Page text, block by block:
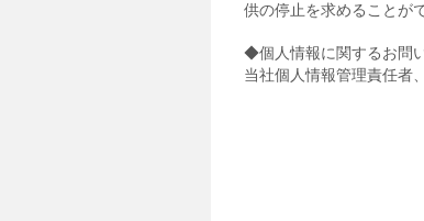
供の停止を求めることが
◆個人情報に関するお問
当社個人情報管理責任者